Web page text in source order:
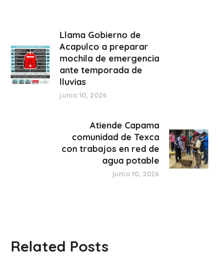
Llama Gobierno de
Acapulco a preparar
mochila de emergencia
ante temporada de
lluvias
junio 10, 2026
Atiende Capama
comunidad de Texca
con trabajos en red de
agua potable
junio 10, 2026
Related Posts